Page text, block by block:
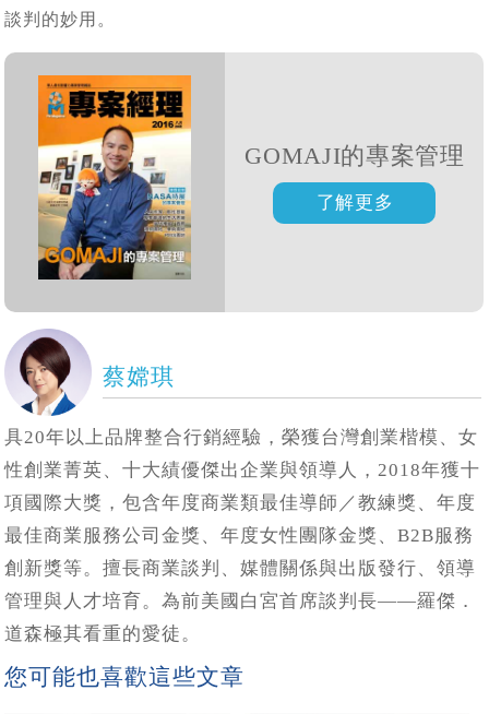
談判的妙用。
GOMAJI的專案管理
蔡嫦琪
具20年以上品牌整合行銷經驗，榮獲台灣創業楷模、女
性創業菁英、十大績優傑出企業與領導人，2018年獲十
項國際大獎，包含年度商業類最佳導師／教練獎、年度
最佳商業服務公司金獎、年度女性團隊金獎、B2B服務
創新獎等。擅長商業談判、媒體關係與出版發行、領導
管理與人才培育。為前美國白宮首席談判長——羅傑．
道森極其看重的愛徒。
您可能也喜歡這些文章